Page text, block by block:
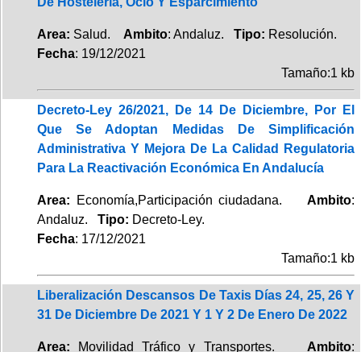
Area: Salud. Ambito: Andaluz. Tipo: Resolución.
Fecha: 19/12/2021
Tamaño:1 kb
Decreto-Ley 26/2021, De 14 De Diciembre, Por El
Que Se Adoptan Medidas De Simplificación
Administrativa Y Mejora De La Calidad Regulatoria
Para La Reactivación Económica En Andalucía
Area: Economía,Participación ciudadana. Ambito:
Andaluz. Tipo: Decreto-Ley.
Fecha: 17/12/2021
Tamaño:1 kb
Liberalización Descansos De Taxis Días 24, 25, 26 Y
31 De Diciembre De 2021 Y 1 Y 2 De Enero De 2022
Area: Movilidad Tráfico y Transportes. Ambito: